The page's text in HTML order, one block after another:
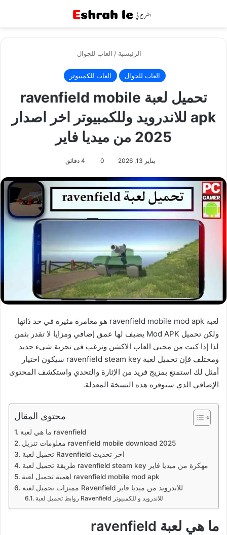
الرئيسية / العاب للجوال
العاب للجوال العاب للكمبيوتر
تحميل لعبة ravenfield mobile
apk للاندرويد وللكمبيوتر اخر اصدار
2025 من ميديا فاير
يناير 13, 2026 0
لعبة ravenfield mobile mod apk هو مغامرة مثيرة في حد ذاتها
ولكن تحميل Mod APK يضيف لها عمق إضافي ومزايا لا تقدر بثمن
لذا إذا كنت من محبي العاب الاكشن وترغب في تجربة شيء جديد
ومختلف فإن تحميل لعبة ravenfield steam key سيكون اختيار
أمثل لك استمتع بمزيج فريد من الإثارة والتحدي واستكشف المحتوى
الإضافي الذي ستوفره هذه النسخة المعدلة.
محتوى المقال
ما هي لعبة ravenfield
معلومات تنزيل ravenfield mobile download 2025
تحميل لعبة Ravenfield اخر تحديث
طريقة تحميل لعبة ravenfield steam key مهكرة من ميديا فاير
اهمية تحميل لعبة ravenfield mobile mod apk
مميزات تحميل لعبة Ravenfield للاندرويد من ميديا فاير
روابط تحميل لعبة Ravenfield للاندرويد و للكمبيوتر
ما هي لعبة ravenfield